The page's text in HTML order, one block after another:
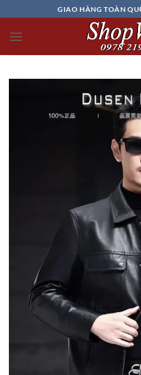
đến
nội
GIAO HÀNG TOÀN